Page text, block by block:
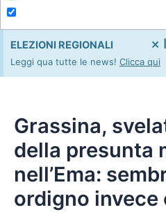
ELEZIONI REGIONALI
Leggi qua tutte le news! Clicca qui
×
Grassina,
della presunta
nell’Ema:
ordigno invece